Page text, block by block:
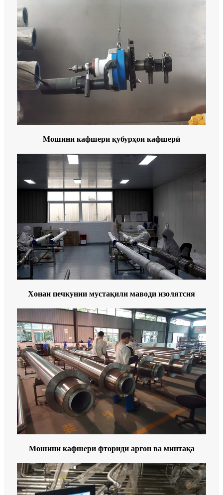
Мошини кафшери қубурҳои кафшерӣ
Хонаи печкунии мустақили маводи изолятсия
Мошини кафшери фториди аргон ва минтақа